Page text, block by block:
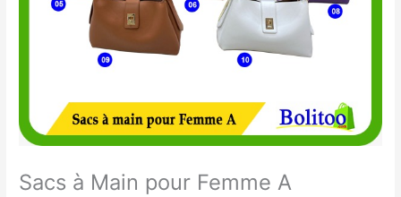
Sacs à Main pour Femme A